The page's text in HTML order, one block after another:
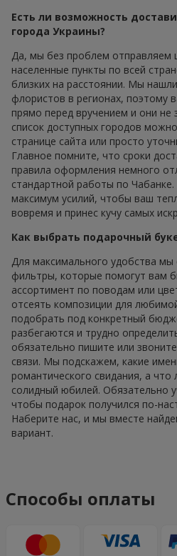
Есть ли возможность
города Украины?
Да, мы без проблем отправляем
населенные пункты по всей
близких на расстоянии. Мы
флористов в регионах, поэтому
прямо перед вручением и они не
список доступных городов
странице сайта или просто
Главное помните, что сроки
правила оформления немного
стандартной работы по
максимум усилий, чтобы ваш
вовремя и принес кучу самых
Как выбрать подарочный
Для максимального удобства мы
фильтры, которые помогут вам
ассортимент по поводам или
отсеять композиции для
подобрать под конкретный
разбегаются и трудно
обязательно пишите или
связи. Мы подскажем, какие
романтического свидания, а
солидный юбилей. Обязательно
чтобы подарок получился по-
Наберите нас, и мы вместе
вариант.
Способы оплаты